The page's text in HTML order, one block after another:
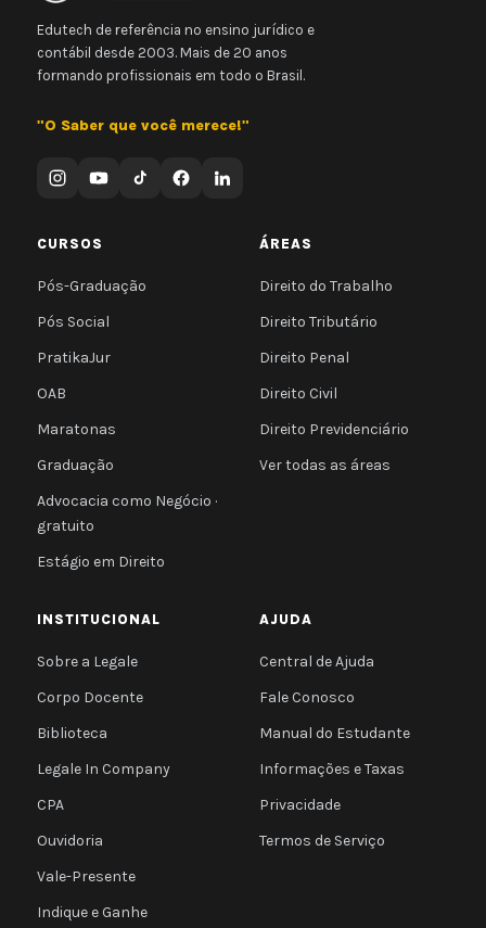
Edutech de referência no ensino jurídico e
contábil desde 2003. Mais de 20 anos
formando profissionais em todo o Brasil.
"O Saber que você merece!"
CURSOS
Pós-Graduação
Pós Social
PratikaJur
OAB
Maratonas
Graduação
Advocacia como Negócio ·
gratuito
Estágio em Direito
ÁREAS
Direito do Trabalho
Direito Tributário
Direito Penal
Direito Civil
Direito Previdenciário
Ver todas as áreas
INSTITUCIONAL
Sobre a Legale
Corpo Docente
Biblioteca
Legale In Company
CPA
Ouvidoria
Vale-Presente
Indique e Ganhe
AJUDA
Central de Ajuda
Fale Conosco
Manual do Estudante
Informações e Taxas
Privacidade
Termos de Serviço